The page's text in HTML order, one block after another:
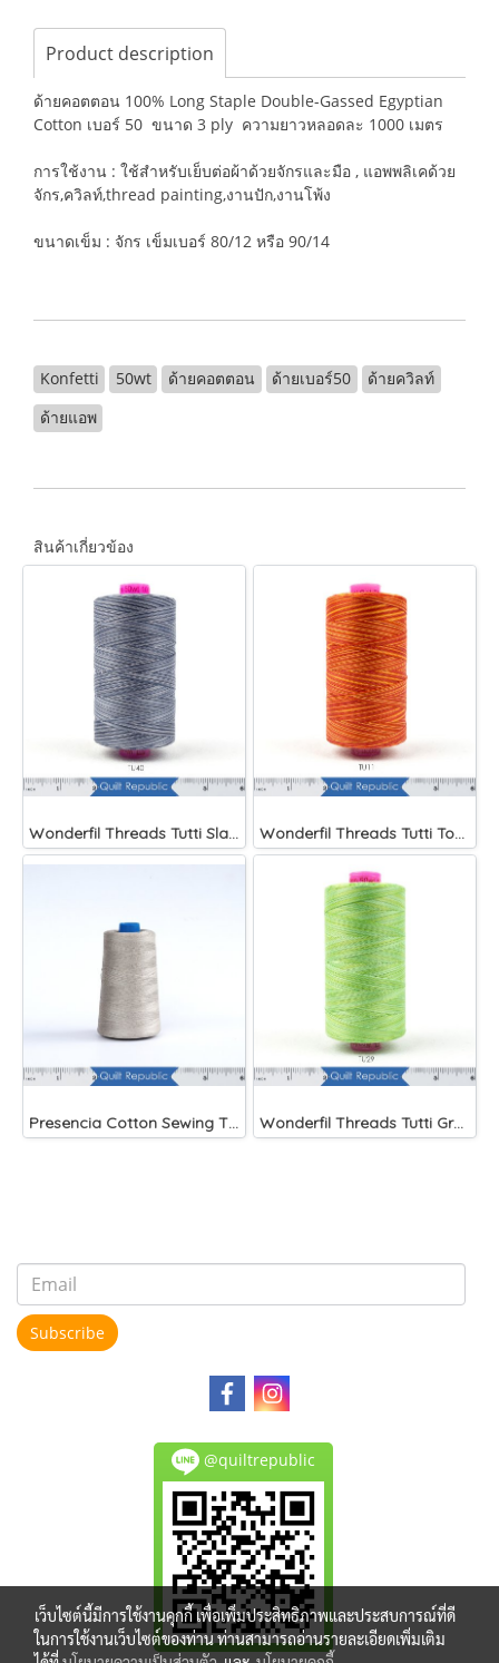
Product description
ด้ายคอตตอน 100% Long Staple Double-Gassed Egyptian
Cotton เบอร์ 50 ขนาด 3 ply ความยาวหลอดละ 1000 เมตร
การใช้งาน : ใช้สำหรับเย็บต่อผ้าด้วยจักรและมือ , แอพพลิเคด้วย
จักร,ควิลท์,thread painting,งานปัก,งานโพ้ง
ขนาดเข็ม : จักร เข็มเบอร์ 80/12 หรือ 90/14
Konfetti 50wt ด้ายคอตตอน ด้ายเบอร์50
ด้ายควิลท์
ด้ายแอพ
สินค้าเกี่ยวข้อง
Wonderfil Threads Tutti Slate Wonderfil Threads Tutti Tomato
Presencia Cotton Sewing Thread 3-ply 60wt 4882 Yards Grey Wonderfil Threads Tutti Grass
Subscribe
@quiltrepublic
เว็บไซต์นี้มีการใช้งานคุกกี้ เพื่อเพิ่มประสิทธิภาพและประสบการณ์ที่ดี
ในการใช้งานเว็บไซต์ของท่าน ท่านสามารถอ่านรายละเอียดเพิ่มเติม